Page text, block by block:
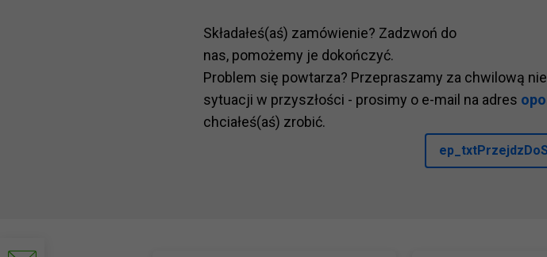
Składałeś(aś) zamówienie? Zadzwoń do
nas, pomożemy je dokończyć.
Problem się powtarza? Przepraszamy za chwilową
sytuacji w przyszłości - prosimy o e-mail na adres
chciałeś(aś) zrobić.